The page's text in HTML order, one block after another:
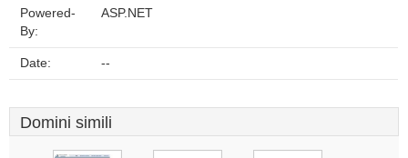
Powered-
By:
ASP.NET
Date: --
Domini simili